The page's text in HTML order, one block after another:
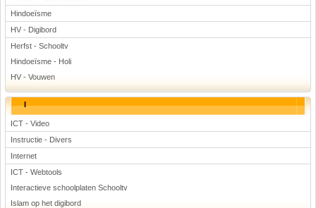
Hindoeïsme
HV - Digibord
Herfst - Schooltv
Hindoeïsme - Holi
HV - Vouwen
I
ICT - Video
Instructie - Divers
Internet
ICT - Webtools
Interactieve schoolplaten Schooltv
Islam op het digibord